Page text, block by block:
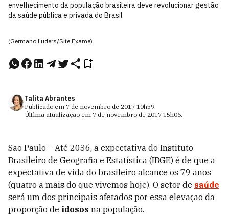
envelhecimento da população brasileira deve revolucionar gestão
da saúde pública e privada do Brasil
(Germano Luders/Site Exame)
Talita Abrantes
Publicado em 7 de novembro de 2017 10h59.
Última atualização em 7 de novembro de 2017 15h06.
São Paulo – Até 2036, a expectativa do Instituto
Brasileiro de Geografia e Estatística (IBGE) é de que a
expectativa de vida do brasileiro alcance os 79 anos
(quatro a mais do que vivemos hoje). O setor de saúde
será um dos principais afetados por essa elevação da
proporção de idosos na população.